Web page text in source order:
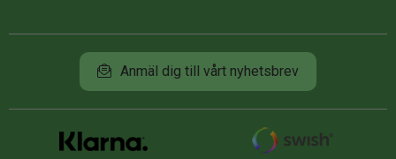
Anmäl dig till vårt nyhetsbrev